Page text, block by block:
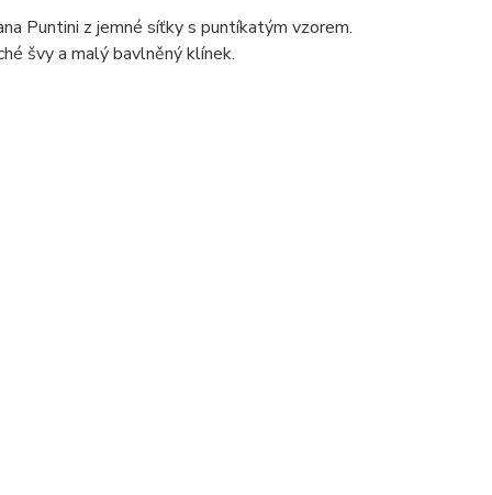
Puntini z jemné síťky s puntíkatým vzorem.
švy a malý bavlněný klínek.